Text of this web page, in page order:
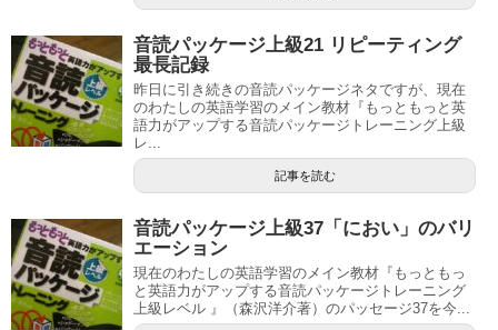
音読パッケージ上級21 リピーティング
最長記録
昨日に引き続きの音読パッケージネタですが、現在
のわたしの英語学習のメイン教材『もっともっと英
語力がアップする音読パッケージトレーニング上級
レ...
記事を読む
音読パッケージ上級37「におい」のバリ
エーション
現在のわたしの英語学習のメイン教材『もっともっ
と英語力がアップする音読パッケージトレーニング
上級レベル 』（森沢洋介著）のパッセージ37を今...